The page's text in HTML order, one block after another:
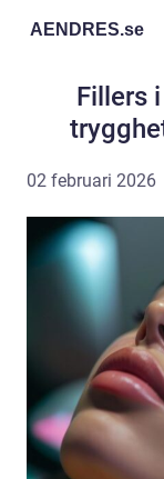
AENDRES.se
Fillers
02 februari 2026